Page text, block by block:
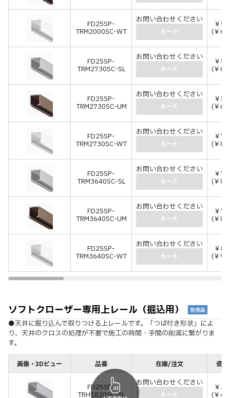
FD25SP-
TRM2000SC-WT
お問い合わせください
カート
￥
(￥
FD25SP-
TRM2730SC-SL
お問い合わせください
カート
￥
(￥
FD25SP-
TRM2730SC-UM
お問い合わせください
カート
￥
(￥
FD25SP-
TRM2730SC-WT
お問い合わせください
カート
￥
(￥
FD25SP-
TRM3640SC-SL
お問い合わせください
カート
￥
(￥
FD25SP-
TRM3640SC-UM
お問い合わせください
カート
￥
(￥
FD25SP-
TRM3640SC-WT
お問い合わせください
カート
￥
(￥
ソフトクローザー専用上レール（掘込用） 別売品
●天井に掘り込んで取りつける上レールです。「つば付き形状」によ
り、天井のクロスの処理が不要で施工の時間・手間の削減に繋がりま
す。
画像・3Dビュー 品番 在庫/注文 価
FD25SP-
TRH1820SC-SL
お問い合わせください
カート
￥
(￥